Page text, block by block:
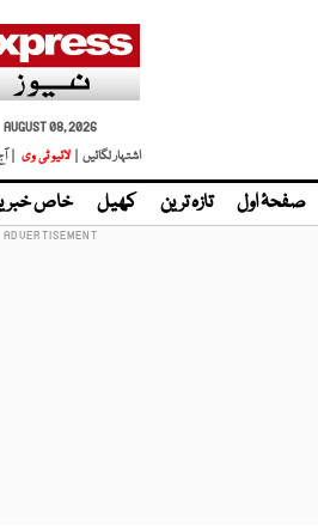
AUGUST 08, 2026
اشتہار لگائیں |
لائیو ٹی وی |
صفحۂ اول تازہ ترین کھیل خاص